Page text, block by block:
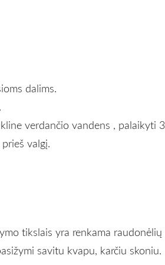
dalims.
verdančio vandens , palaikyti
valgį.
tikslais yra renkama raudonėlių
savitu kvapu, karčiu skoniu.